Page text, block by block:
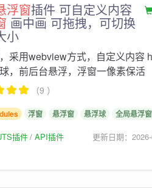
浮窗插件 可自定义内容
画中画 可拖拽，可切换
小
采用webview方式，自定义内容
球，前后台悬浮，浮窗一像素保活
（9 ）
浮窗 悬浮窗 悬浮球 全局悬浮窗
插件 API插件 更新日期：